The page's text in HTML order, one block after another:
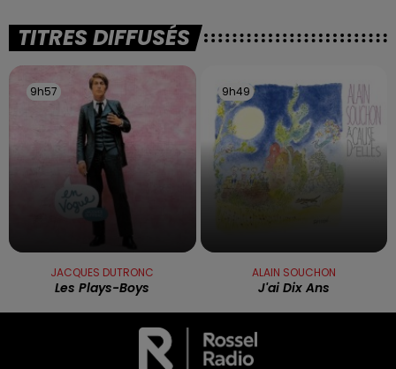
TITRES DIFFUSÉS
9h57
9h57
JACQUES DUTRONC
Les Plays-Boys
9h49
9h49
ALAIN SOUCHON
J'ai Dix Ans